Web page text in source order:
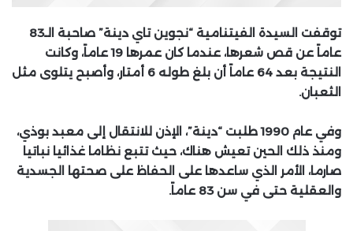
توقفت السيدة الفيتنامية “نجوين تاي دينة” صاحبة الـ83
عاماً عن قص شعرها، عندما كان عمرها 19 عاماً، وكانت
النتيجة بعد 64 عاماً أن بلغ طوله 6 أمتار، وأصبح يتلوى مثل
الثعبان.
وفي عام 1990 طلبت “دينة”، الإذن للانتقال إلى معبد بوذي،
ومنذ ذلك الحين تعيش هناك، حيث تتبع نظاما غذائيا نباتيا
صارما، الأمر الذي ساعدها على الحفاظ على صحتها الجسدية
والعقلية حتى في سن 83 عاماً.